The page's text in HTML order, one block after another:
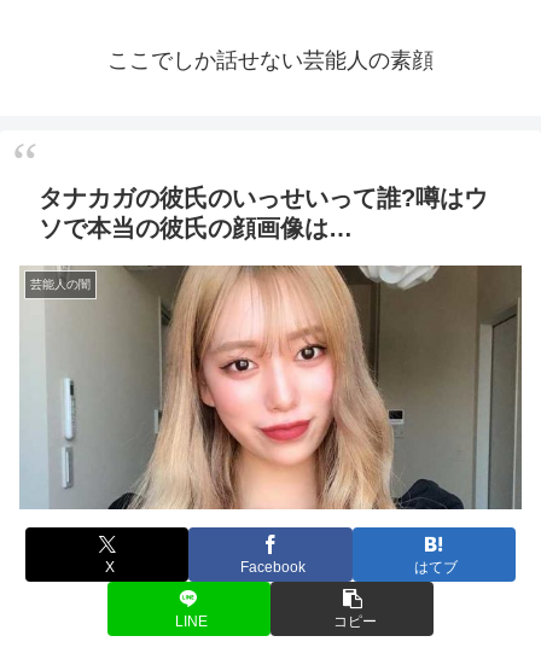
ここでしか話せない芸能人の素顔
タナカガの彼氏のいっせいって誰?噂はウ
ソで本当の彼氏の顔画像は…
芸能人の闇
X Facebook はてブ
LINE コピー